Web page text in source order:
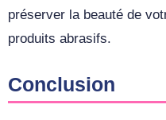
préserver la beauté de
produits abrasifs.
Conclusion